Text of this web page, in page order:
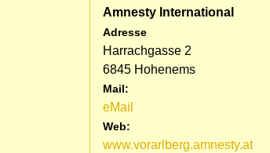
Amnesty International
Adresse
Harrachgasse 2
6845 Hohenems
Mail:
eMail
Web:
www.vorarlberg.amnesty.at